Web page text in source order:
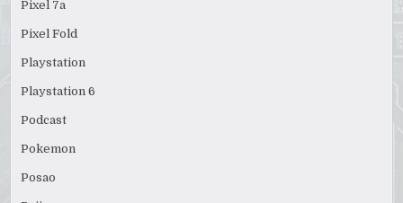
Pixel 7a
Pixel Fold
Playstation
Playstation 6
Podcast
Pokemon
Posao